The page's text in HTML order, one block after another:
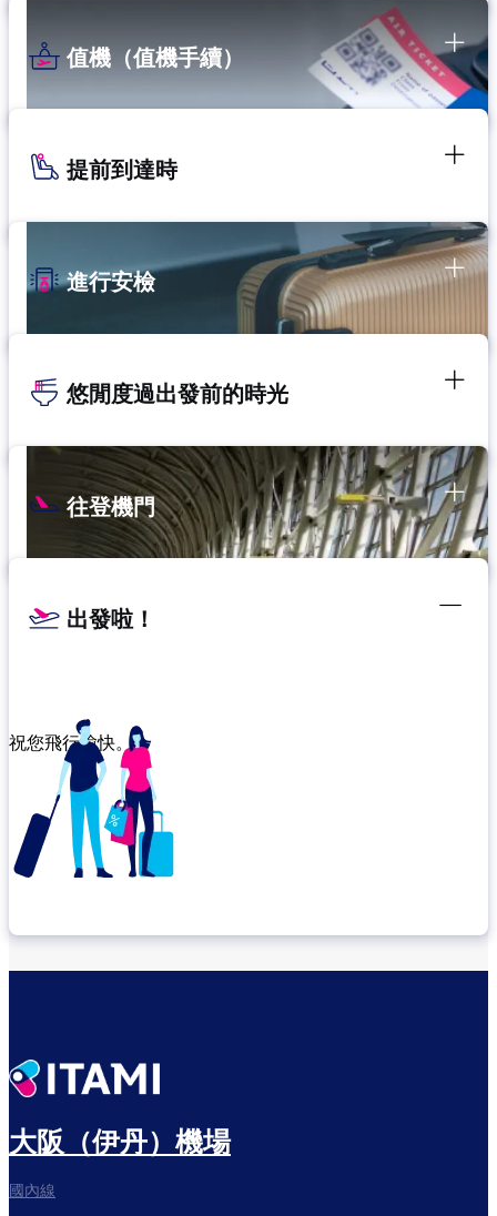
值機（值機手續）
提前到達時
進行安檢
悠閒度過出發前的時光
往登機門
出發啦！
祝您飛行愉快。
大阪（伊丹）機場
國內線